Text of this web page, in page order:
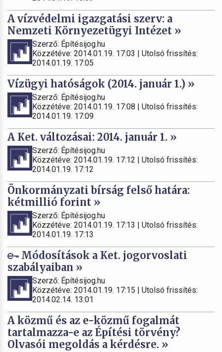
A vízvédelmi igazgatási szerv: a
Nemzeti Környezetügyi Intézet »
Szerző: Építésijog.hu
Közzétéve: 2014.01.19. 17:03 | Utolsó frissítés:
2014.01.19. 17:05
Vízügyi hatóságok (2014. január 1.) »
Szerző: Építésijog.hu
Közzétéve: 2014.01.19. 17:08 | Utolsó frissítés:
2014.01.19. 17:09
A Ket. változásai: 2014. január 1. »
Szerző: Építésijog.hu
Közzétéve: 2014.01.19. 17:12 | Utolsó frissítés:
2014.01.19. 17:12
Önkormányzati bírság felső határa:
kétmillió forint »
Szerző: Építésijog.hu
Közzétéve: 2014.01.19. 17:13 | Utolsó frissítés:
2014.01.19. 17:13
Módosítások a Ket. jogorvoslati
szabályaiban »
Szerző: Építésijog.hu
Közzétéve: 2014.01.19. 17:15 | Utolsó frissítés:
2014.02.14. 13:01
A közmű és az e-közmű fogalmát
tartalmazza-e az Építési törvény?
Olvasói megoldás a kérdésre. »